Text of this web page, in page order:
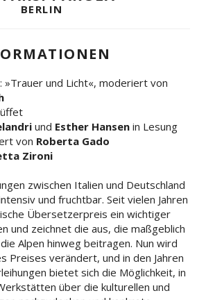
BERLIN
: »Trauer und Licht«, moderiert von
und Esther Hansen in Lesung
von Roberta Gado
Zironi
zwischen Italien und Deutschland
und fruchtbar. Seit vielen Jahren
Übersetzerpreis ein wichtiger
und zeichnet die aus, die maßgeblich
Alpen hinweg beitragen. Nun wird
Preises verändert, und in den Jahren
bietet sich die Möglichkeit, in
über die kulturellen und